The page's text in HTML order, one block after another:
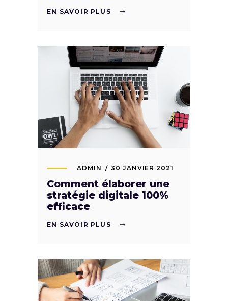
EN SAVOIR PLUS
ADMIN 30 JANVIER 2021
Comment élaborer une
stratégie digitale 100%
efficace
EN SAVOIR PLUS